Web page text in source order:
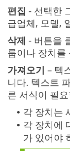
편집 - 선택한
급업체, 모델,
삭제 - 버튼을
룹이나 장치를
가져오기 – 텍
니다. 텍스트
른 서식이 필
• 각 장치는
• 각 장치에
가 있어야